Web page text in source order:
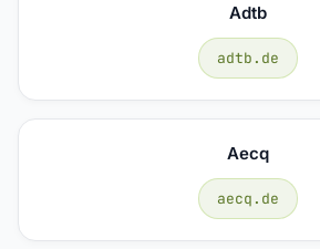
Adtb
adtb.de
Aecq
aecq.de